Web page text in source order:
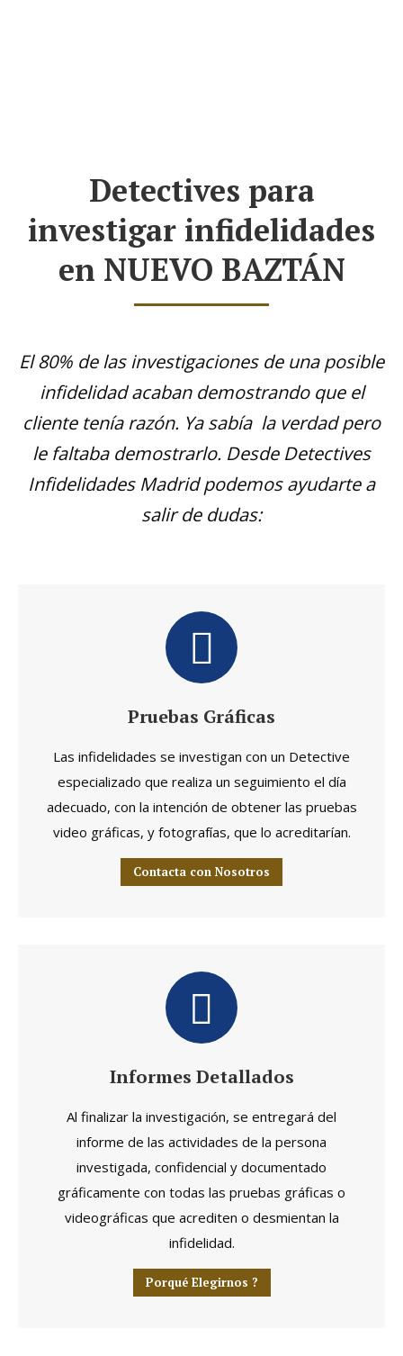
Detectives para
investigar infidelidades
en NUEVO BAZTÁN
El 80% de las investigaciones de una posible
infidelidad acaban demostrando que el
cliente tenía razón. Ya sabía la verdad pero
le faltaba demostrarlo. Desde Detectives
Infidelidades Madrid podemos ayudarte a
salir de dudas:
Pruebas Gráficas
Las infidelidades se investigan con un Detective
especializado que realiza un seguimiento el día
adecuado, con la intención de obtener las pruebas
video gráficas, y fotografías, que lo acreditarían.
Contacta con Nosotros
Informes Detallados
Al finalizar la investigación, se entregará del
informe de las actividades de la persona
investigada, confidencial y documentado
gráficamente con todas las pruebas gráficas o
videográficas que acrediten o desmientan la
infidelidad.
Porqué Elegirnos ?